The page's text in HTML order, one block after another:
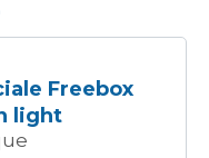
Freebox
light